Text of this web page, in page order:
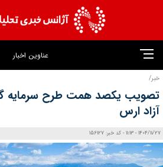
عناوین اخبار
خبر/
تصویب یکصد همت طرح سرمایه‌
آزاد ارس
1404/11/27 - 11:13 - کد خبر: 156127